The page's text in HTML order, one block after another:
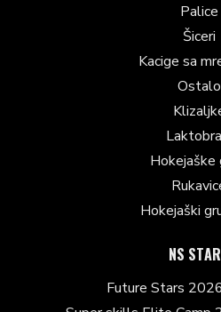
Palice
Šiceri
Kacige sa
Ostalo
Hokejaške
Hokejaški
NS
Future Stars